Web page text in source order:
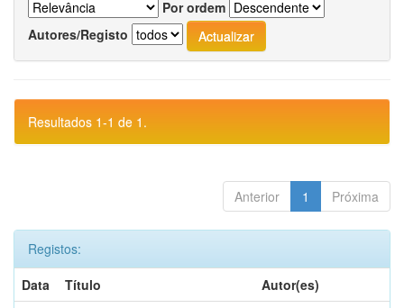
Por ordem
Autores/Registo
Resultados 1-1 de 1.
Anterior 1 Próxima
Registos:
Data
Título
Autor(es)